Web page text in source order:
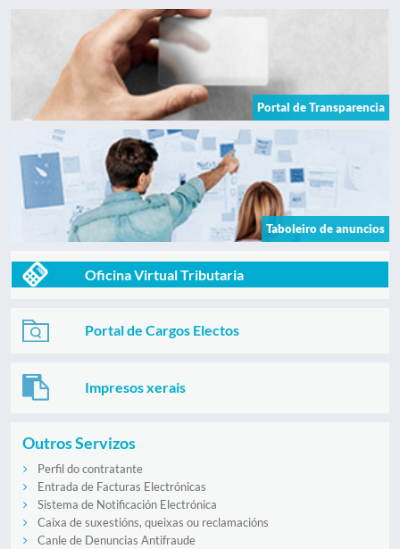
Portal de Transparencia
Taboleiro de anuncios
Oficina Virtual Tributaria
Portal de Cargos Electos
Impresos xerais
Outros Servizos
Perfil do contratante
Entrada de Facturas Electrónicas
Sistema de Notificación Electrónica
Caixa de suxestións, queixas ou reclamacións
Canle de Denuncias Antifraude